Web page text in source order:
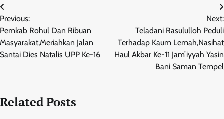
Navigasi
pos
Previous:
Pemkab Rohul Dan Ribuan
Masyarakat,Meriahkan Jalan
Santai Dies Natalis UPP Ke-16
Next:
Teladani Rasululloh Peduli
Terhadap Kaum Lemah,Nasihat
Haul Akbar Ke-11 Jam’iyyah Yasin
Bani Saman Tempel
Related Posts